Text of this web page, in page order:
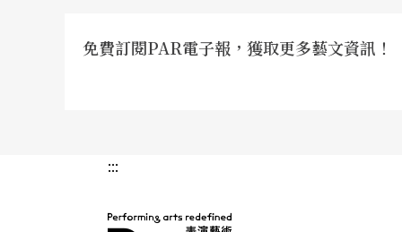
免費訂閱PAR電子報，獲取更多藝文資訊！
:::